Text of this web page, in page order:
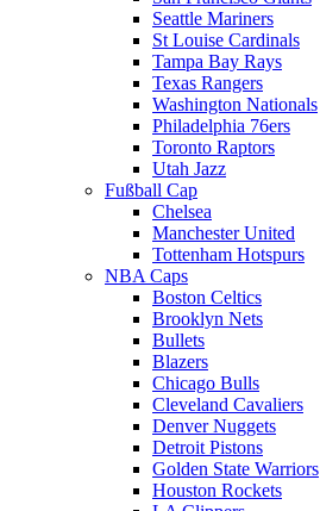
Seattle Mariners
St Louise Cardinals
Tampa Bay Rays
Texas Rangers
Washington Nationals
Philadelphia 76ers
Toronto Raptors
Utah Jazz
Fußball Cap
Chelsea
Manchester United
Tottenham Hotspurs
NBA Caps
Boston Celtics
Brooklyn Nets
Bullets
Blazers
Chicago Bulls
Cleveland Cavaliers
Denver Nuggets
Detroit Pistons
Golden State Warriors
Houston Rockets